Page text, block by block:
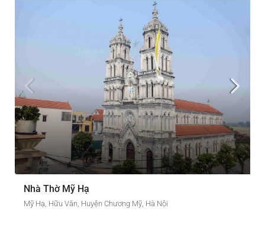
Nhà Thờ Mỹ Hạ
Mỹ Hạ, Hữu Văn, Huyện Chương Mỹ, Hà Nội